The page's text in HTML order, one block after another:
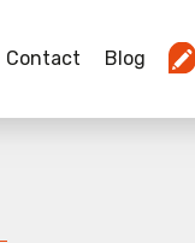
Contact Blog